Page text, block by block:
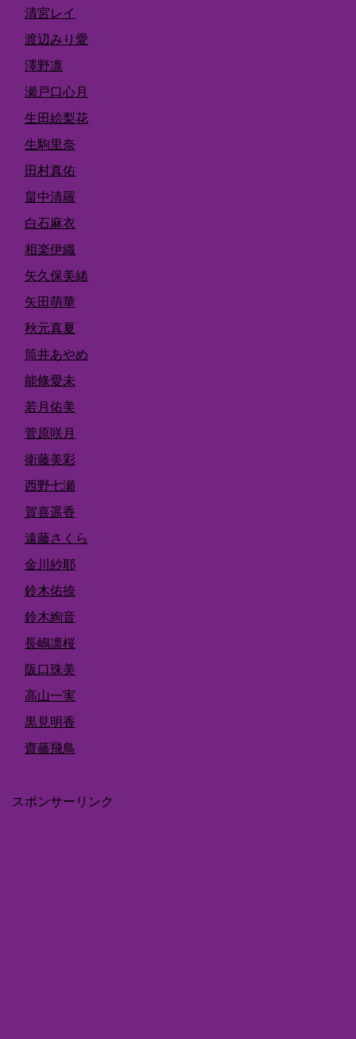
清宮レイ
渡辺みり愛
澤野凛
瀬戸口心月
生田絵梨花
生駒里奈
田村真佑
畠中清羅
白石麻衣
相楽伊織
矢久保美緒
矢田萌華
秋元真夏
筒井あやめ
能條愛未
若月佑美
菅原咲月
衛藤美彩
西野七瀬
賀喜遥香
遠藤さくら
金川紗耶
鈴木佑捺
鈴木絢音
長嶋凛桜
阪口珠美
高山一実
黒見明香
齋藤飛鳥
スポンサーリンク